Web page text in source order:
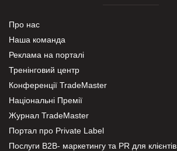
Про нас
Наша команда
Реклама на порталі
Тренінговий центр
Конференції TradeMaster
Національні Премії
Журнал TradeMaster
Портал про Private Label
Послуги В2В- маркетингу та PR для клієнтів